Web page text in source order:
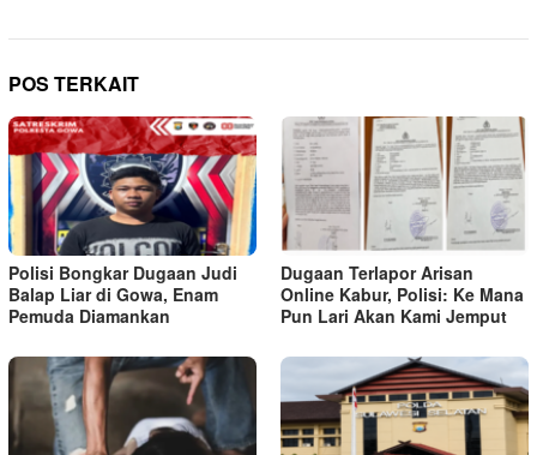
POS TERKAIT
Polisi Bongkar Dugaan Judi
Balap Liar di Gowa, Enam
Pemuda Diamankan
Dugaan Terlapor Arisan
Online Kabur, Polisi: Ke Mana
Pun Lari Akan Kami Jemput